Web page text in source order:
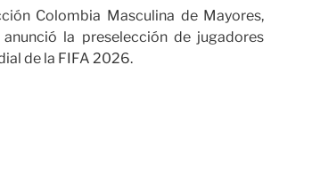
Colombia Masculina de Mayores,
la preselección de jugadores
de la FIFA 2026.